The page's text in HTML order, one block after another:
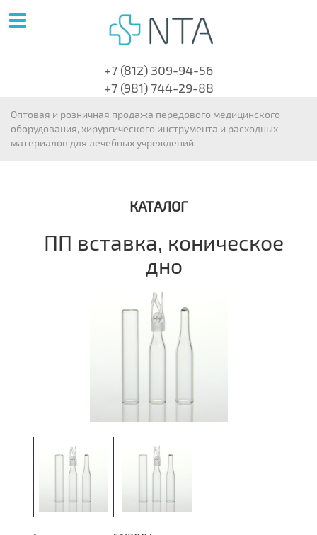
+7 (812) 309-94-56
+7 (981) 744-29-88
Оптовая и розничная продажа передового медицинского
оборудования, хирургического инструмента и расходных
материалов для лечебных учреждений.
КАТАЛОГ
ПП вставка, коническое
дно